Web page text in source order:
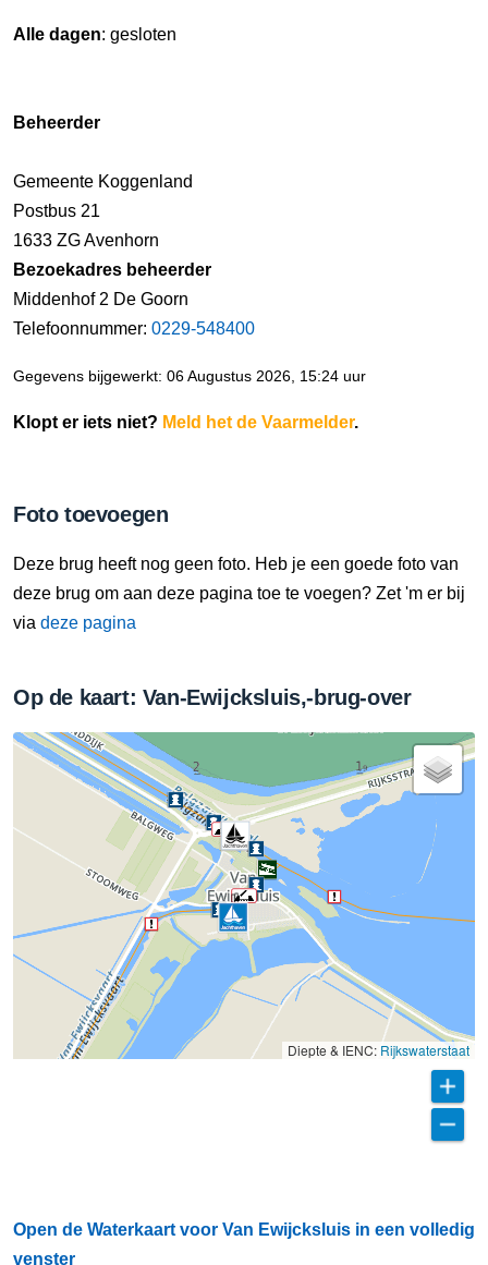
Alle dagen: gesloten
Beheerder
Gemeente Koggenland
Postbus 21
1633 ZG Avenhorn
Bezoekadres beheerder
Middenhof 2 De Goorn
Telefoonnummer: 0229-548400
Gegevens bijgewerkt: 06 Augustus 2026, 15:24 uur
Klopt er iets niet? Meld het de Vaarmelder.
Foto toevoegen
Deze brug heeft nog geen foto. Heb je een goede foto van
deze brug om aan deze pagina toe te voegen? Zet 'm er bij
via deze pagina
Op de kaart: Van-Ewijcksluis,-brug-over
Diepte & IENC: Rijkswaterstaat
Open de Waterkaart voor Van Ewijcksluis in een volledig
venster